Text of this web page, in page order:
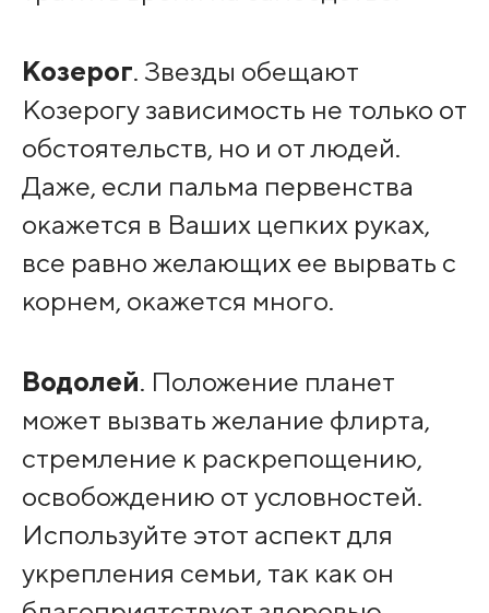
Козерог. Звезды обещают
Козерогу зависимость не только от
обстоятельств, но и от людей.
Даже, если пальма первенства
окажется в Ваших цепких руках,
все равно желающих ее вырвать с
корнем, окажется много.
Водолей. Положение планет
может вызвать желание флирта,
стремление к раскрепощению,
освобождению от условностей.
Используйте этот аспект для
укрепления семьи, так как он